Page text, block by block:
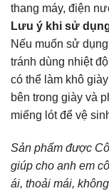
thang máy, điện
Lưu ý khi sử
Nếu muốn sử
tránh dùng nhiệt
có thể làm khô
bên trong giày và
miếng lót để vệ
Sản phẩm được
giúp cho anh em
ái, thoải mái,